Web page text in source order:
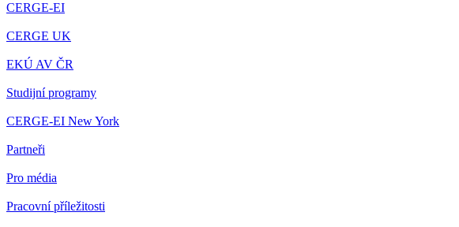
CERGE-EI
CERGE UK
EKÚ AV ČR
Studijní programy
CERGE-EI New York
Partneři
Pro média
Pracovní příležitosti